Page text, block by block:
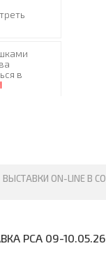
PCA 09-10.05.26